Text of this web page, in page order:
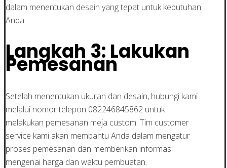
dalam menentukan desain yang tepat untuk kebutuhan
Anda.
Langkah 3: Lakukan
Pemesanan
Setelah menentukan ukuran dan desain, hubungi kami
melalui nomor telepon 082246845862 untuk
melakukan pemesanan meja custom. Tim customer
service kami akan membantu Anda dalam mengatur
proses pemesanan dan memberikan informasi
mengenai harga dan waktu pembuatan.